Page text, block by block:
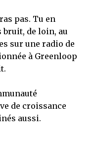
pas. Tu en
bruit, de loin, au
sur une radio de
à Greenloop
de croissance
aussi.